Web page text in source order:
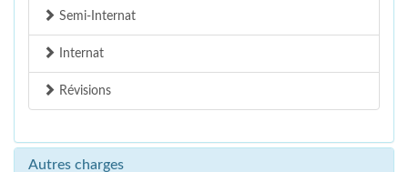
Semi-Internat
Internat
Révisions
Autres charges